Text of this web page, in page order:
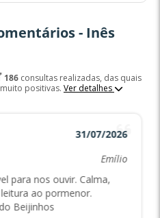
- Inês
186consultas realizadas, das quais
positivas. Ver detalhes
31/07/2026
Emílio
para nos ouvir. Calma,
ao pormenor.
Beijinhos